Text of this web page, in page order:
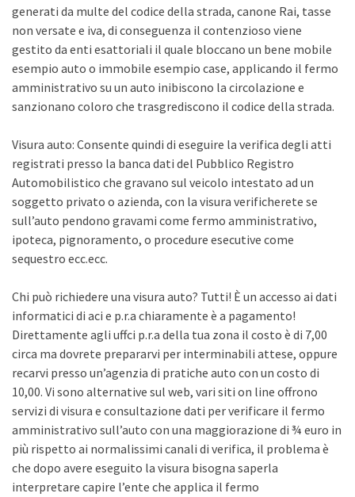
generati da multe del codice della strada, canone Rai, tasse
non versate e iva, di conseguenza il contenzioso viene
gestito da enti esattoriali il quale bloccano un bene mobile
esempio auto o immobile esempio case, applicando il fermo
amministrativo su un auto inibiscono la circolazione e
sanzionano coloro che trasgrediscono il codice della strada.
Visura auto: Consente quindi di eseguire la verifica degli atti
registrati presso la banca dati del Pubblico Registro
Automobilistico che gravano sul veicolo intestato ad un
soggetto privato o azienda, con la visura verificherete se
sull’auto pendono gravami come fermo amministrativo,
ipoteca, pignoramento, o procedure esecutive come
sequestro ecc.ecc.
Chi può richiedere una visura auto? Tutti! È un accesso ai dati
informatici di aci e p.r.a chiaramente è a pagamento!
Direttamente agli uffci p.r.a della tua zona il costo è di 7,00
circa ma dovrete prepararvi per interminabili attese, oppure
recarvi presso un’agenzia di pratiche auto con un costo di
10,00. Vi sono alternative sul web, vari siti on line offrono
servizi di visura e consultazione dati per verificare il fermo
amministrativo sull’auto con una maggiorazione di ¾ euro in
più rispetto ai normalissimi canali di verifica, il problema è
che dopo avere eseguito la visura bisogna saperla
interpretare capire l’ente che applica il fermo